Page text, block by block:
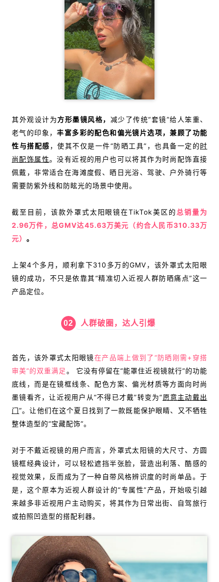
其外观设计为方形墨镜风格， 减少了传统“套镜”给人笨重、
老气的印象，丰富多彩的配色和偏光镜片选项，兼顾了功能
性与搭配感 ，使其不仅是一件“防晒工具”， 也具备一定的时
尚配饰属性。没有近视的用户也可以将其作为时尚配饰直接
佩戴，非常适合在海滩度假、晒日光浴、驾驶、户外骑行等
需要防紫外线和防眩光的场景中使用。
截至目前，该款外罩式太阳眼镜在TikTok美区的 总销量为
2.96万件，总GMV达45.63万美元（约合人民币310.33万
元） 。
上架4个多月，顺利拿下310多万的GMV，该外罩式太阳眼
镜的成功，不只是依靠其“精准切入近视人群防晒痛点”这一
产品定位。
02 人群破圈，达人引爆
首先，该外罩式太阳眼镜在产品端上做到了“防晒刚需+穿搭
审美”的双重满足。 它没有停留在“能罩住近视镜就行”的功能
底线，而是在镜框线条、配色方案、偏光材质等方面向时尚
墨镜看齐，让近视用户从“不得已才戴”转变为“愿意主动戴出
门”。让他们在这个夏日找到了一款既能保护眼睛、又不牺牲
整体造型的“宝藏配饰”。
对于不戴近视镜的用户而言，外罩式太阳镜的大尺寸、方圆
镜框经典设计，可以轻松遮挡半张脸，营造出利落、酷感的
视觉效果，反而成为了一种自带风格辨识度的时尚单品。于
是，这个原本为近视人群设计的“专属性”产品，开始吸引越
来越多非近视用户主动购买，将其作为日常出街、自驾旅行
或拍照凹造型的搭配利器。